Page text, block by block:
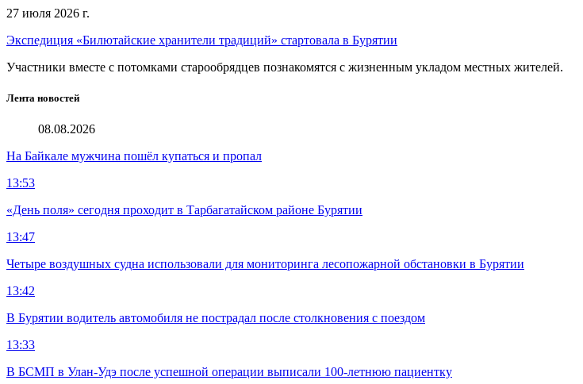
27 июля 2026 г.
Экспедиция «Билютайские хранители традиций» стартовала в Бурятии
Участники вместе с потомками старообрядцев познакомятся с жизненным укладом местных жителей.
Лента новостей
08.08.2026
На Байкале мужчина пошёл купаться и пропал
13:53
«День поля» сегодня проходит в Тарбагатайском районе Бурятии
13:47
Четыре воздушных судна использовали для мониторинга лесопожарной обстановки в Бурятии
13:42
В Бурятии водитель автомобиля не пострадал после столкновения с поездом
13:33
В БСМП в Улан-Удэ после успешной операции выписали 100-летнюю пациентку